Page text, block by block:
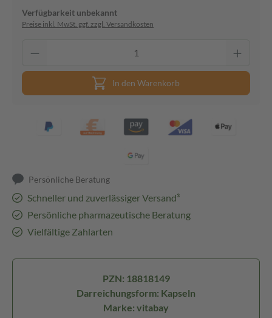
Verfügbarkeit unbekannt
Preise inkl. MwSt. ggf. zzgl. Versandkosten
In den Warenkorb
Persönliche Beratung
Schneller und zuverlässiger Versand³
Persönliche pharmazeutische Beratung
Vielfältige Zahlarten
PZN: 18818149
Darreichungsform: Kapseln
Marke: vitabay